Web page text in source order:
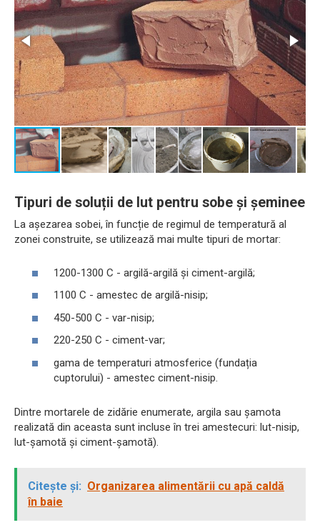
Tipuri de soluții de lut pentru sobe și șeminee
La așezarea sobei, în funcție de regimul de temperatură al
zonei construite, se utilizează mai multe tipuri de mortar:
1200-1300 С - argilă-argilă și ciment-argilă;
1100 С - amestec de argilă-nisip;
450-500 С - var-nisip;
220-250 С - ciment-var;
gama de temperaturi atmosferice (fundația
cuptorului) - amestec ciment-nisip.
Dintre mortarele de zidărie enumerate, argila sau șamota
realizată din aceasta sunt incluse în trei amestecuri: lut-nisip,
lut-șamotă și ciment-șamotă).
Citește și: Organizarea alimentării cu apă caldă
în baie